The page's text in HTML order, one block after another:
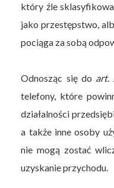
który źle
jako przestępstwo,
pociąga za sobą
Odnosząc się do art.
telefony, które
działalności
a także inne osoby
nie mogą zostać
uzyskanie przychodu.